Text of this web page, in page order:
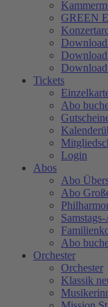
GREEN
Download
Tickets
Abo
Login
Abos
Abo
Abo
Abo
Orchester
Orchester
Klassik